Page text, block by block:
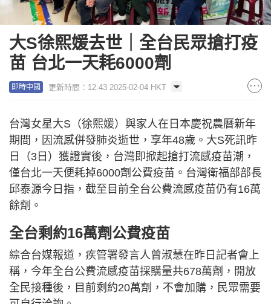
大S徐熙媛去世｜全台民眾搶打疫
苗 台北一天耗6000劑
即時中國 更新時間：12:43 2025-02-04 HKT
台灣女星大S（徐熙媛）與家人在日本慶祝農曆新年
期間，因流感併發肺炎逝世，享年48歲。大S死訊昨
日（3日）獲證實後，台灣即掀起搶打流感疫苗潮，
僅台北一天便耗掉6000劑公費疫苗。台灣衛福部部長
邱泰源今日指，截至目前全台公費流感疫苗仍有16萬
餘劑。
全台剩約16萬劑公費疫苗
綜合台媒報道，疾管署發言人曾淑慧在昨日記者會上
稱，今年全台公費流感疫苗採購量共678萬劑，開放
全民接種後，目前剩約20萬劑，不會加購，民眾需要